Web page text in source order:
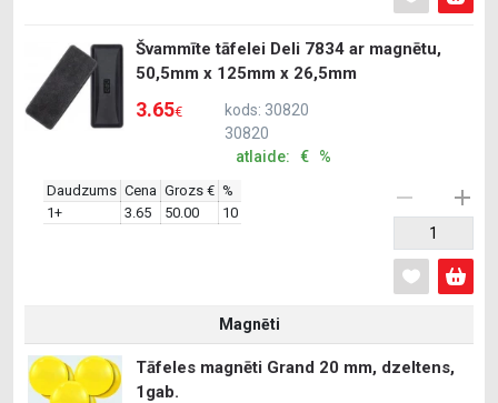
Švammīte tāfelei Deli 7834 ar magnētu,
50,5mm x 125mm x 26,5mm
3.65€
kods: 30820
30820
atlaide: € %
Daudzums Cena Grozs € %
1+
3.65 50.00 10
Magnēti
Tāfeles magnēti Grand 20 mm, dzeltens,
1gab.